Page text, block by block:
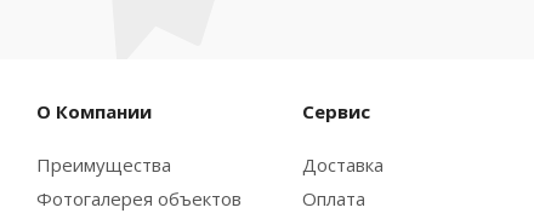
О Компании
Преимущества
Фотогалерея объектов
Сервис
Доставка
Оплата